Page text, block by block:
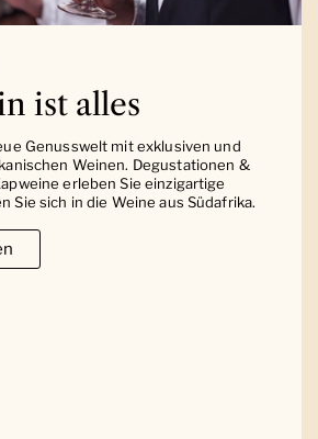
ist alles
Genusswelt mit exklusiven und
Weinen. Degustationen &
erleben Sie einzigartige
Sie sich in die Weine aus Südafrika.